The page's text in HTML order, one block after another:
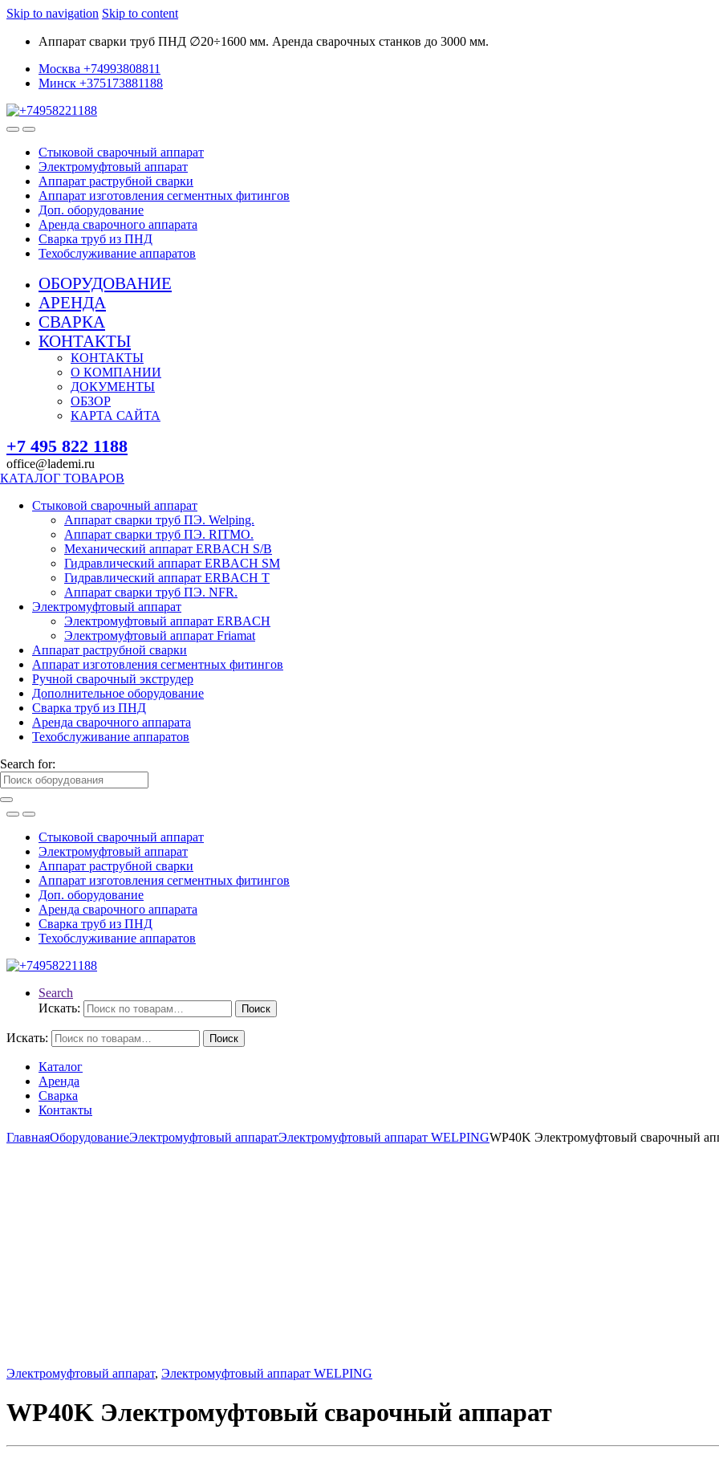
Skip to navigation Skip to content
Аппарат сварки труб ПНД ∅20÷1600 мм. Аренда сварочных станков до 3000 мм.
Москва +74993808811
Минск +375173881188
Стыковой сварочный аппарат
Электромуфтовый аппарат
Аппарат раструбной сварки
Аппарат изготовления сегментных фитингов
Доп. оборудование
Аренда сварочного аппарата
Сварка труб из ПНД
Техобслуживание аппаратов
ОБОРУДОВАНИЕ
АРЕНДА
СВАРКА
КОНТАКТЫ
КОНТАКТЫ
О КОМПАНИИ
ДОКУМЕНТЫ
ОБЗОР
КАРТА САЙТА
+7 495 822 1188
office@lademi.ru
КАТАЛОГ ТОВАРОВ
Стыковой сварочный аппарат
Аппарат сварки труб ПЭ. Welping.
Аппарат сварки труб ПЭ. RITMO.
Механический аппарат ERBACH S/B
Гидравлический аппарат ERBACH SM
Гидравлический аппарат ERBACH T
Аппарат сварки труб ПЭ. NFR.
Электромуфтовый аппарат
Электромуфтовый аппарат ERBACH
Электромуфтовый аппарат Friamat
Аппарат раструбной сварки
Аппарат изготовления сегментных фитингов
Ручной сварочный экструдер
Дополнительное оборудование
Сварка труб из ПНД
Аренда сварочного аппарата
Техобслуживание аппаратов
Search for:
Стыковой сварочный аппарат
Электромуфтовый аппарат
Аппарат раструбной сварки
Аппарат изготовления сегментных фитингов
Доп. оборудование
Аренда сварочного аппарата
Сварка труб из ПНД
Техобслуживание аппаратов
Search
Искать:
Поиск
Искать: Поиск
Каталог
Аренда
Сварка
Контакты
ГлавнаяОборудованиеЭлектромуфтовый аппаратЭлектромуфтовый аппарат WELPINGWP40K Электромуфтовый сварочный
Электромуфтовый аппарат, Электромуфтовый аппарат WELPING
WP40K Электромуфтовый сварочный аппарат